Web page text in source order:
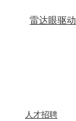
雷达眼驱动
人才招聘